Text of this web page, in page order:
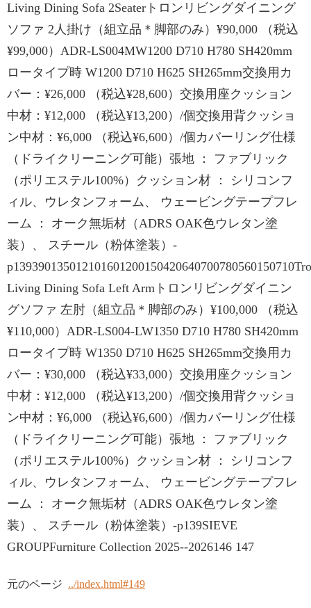
Living Dining Sofa 2Seaterトロンリビングダイニング
ソファ 2人掛け（組立品＊脚部のみ）¥90,000 （税込
¥99,000）ADR-LS004MW1200 D710 H780 SH420mm
ロータイプ時 W1200 D710 H625 SH265mm交換用カ
バー：¥26,000 （税込¥28,600）交換用座クッション
中材：¥12,000 （税込¥13,200）/個交換用背クッショ
ン中材：¥6,000 （税込¥6,600）/個カバーリング仕様
（ドライクリーニング可能）張地 ： ファブリック
（ポリエステル100%）クッション材 ： シリコンフ
ィル、ウレタンフォーム、 ウェービングテープフレ
ーム ： オーク無垢材（ADRS OAK色ウレタン塗
装）、 スチール（粉体塗装）-
Living Dining Sofa Left Armトロンリビングダイニン
グソファ 左肘（組立品＊脚部のみ）¥100,000 （税込
¥110,000）ADR-LS004-LW1350 D710 H780 SH420mm
ロータイプ時 W1350 D710 H625 SH265mm交換用カ
バー：¥30,000 （税込¥33,000）交換用座クッション
中材：¥12,000 （税込¥13,200）/個交換用背クッショ
ン中材：¥6,000 （税込¥6,600）/個カバーリング仕様
（ドライクリーニング可能）張地 ： ファブリック
（ポリエステル100%）クッション材 ： シリコンフ
ィル、ウレタンフォーム、 ウェービングテープフレ
ーム ： オーク無垢材（ADRS OAK色ウレタン塗
装）、 スチール（粉体塗装）-p139SIEVE
GROUPFurniture Collection 2025--2026146 147
元のページ ../index.html#149